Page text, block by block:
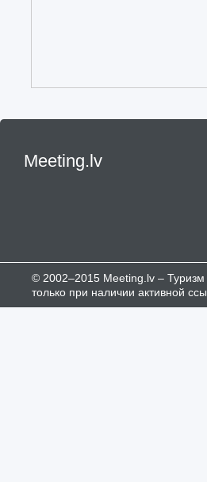
Meeting.lv
© 2002–2015 Meeting.lv –
только при наличии активной